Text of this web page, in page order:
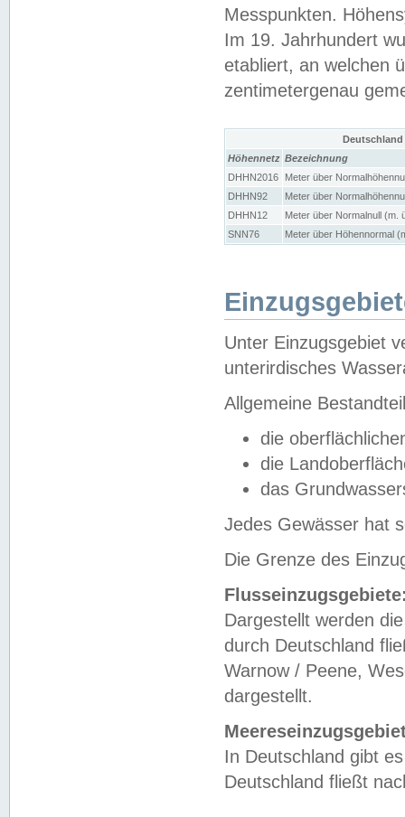
Messpunkten.
Im 19. Jahrhundert
etabliert, an welchen
zentimetergenau
Höhennetz Bezeichnung
DHHN2016
Meter über
DHHN92
Meter über
DHHN12
Meter über Normalnull (m.
SNN76
Meter über Höhennormal
Unter Einzugsgebiet
unterirdisches
Allgemeine
die
die
das
Jedes Gewässer hat
Die Grenze des
Dargestellt werden
durch Deutschland
Warnow / Peene,
dargestellt.
In Deutschland gibt
Deutschland fließt